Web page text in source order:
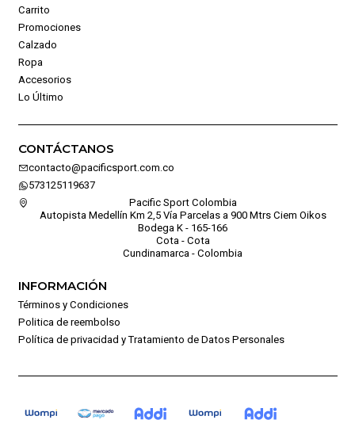
Carrito
Promociones
Calzado
Ropa
Accesorios
Lo Último
CONTÁCTANOS
contacto@pacificsport.com.co
573125119637
Pacific Sport Colombia
Autopista Medellín Km 2,5 Vía Parcelas a 900 Mtrs Ciem Oikos
Bodega K - 165-166
Cota - Cota
Cundinamarca - Colombia
INFORMACIÓN
Términos y Condiciones
Politica de reembolso
Política de privacidad y Tratamiento de Datos Personales